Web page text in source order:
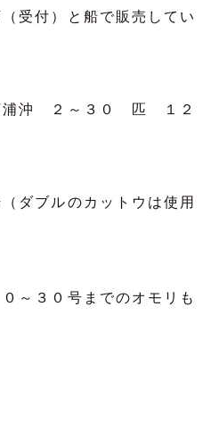
受付）と船で販売してい
沖 ２～３０ 匹 １２
ダブルのカットウは使用
～３０号までのオモリも